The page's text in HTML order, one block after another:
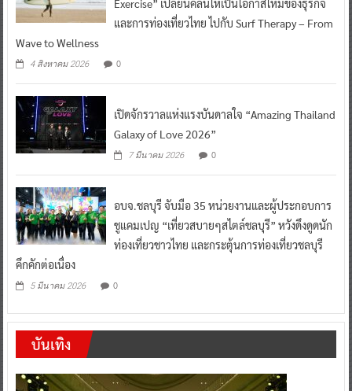
Exercise” เปลี่ยนคลื่นให้เป็นโอกาสใหม่ของธุรกิจ
และการท่องเที่ยวไทย ไปกับ Surf Therapy – From
Wave to Wellness
4 สิงหาคม 2026 0
เปิดจักรวาลแห่งแรงบันดาลใจ “Amazing Thailand
Galaxy of Love 2026”
7 มีนาคม 2026 0
อบจ.ชลบุรี จับมือ 35 หน่วยงานและผู้ประกอบการ
ชูแคมเปญ “เที่ยวสบายๆสไตล์ชลบุรี” หวังดึงดูดนัก
ท่องเที่ยวชาวไทย และกระตุ้นการท่องเที่ยวชลบุรี
คึกคักต่อเนื่อง
5 มีนาคม 2026 0
บันเทิง